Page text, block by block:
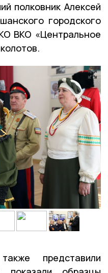
полковник Алексей
городского
ВКО «Центральное
представили